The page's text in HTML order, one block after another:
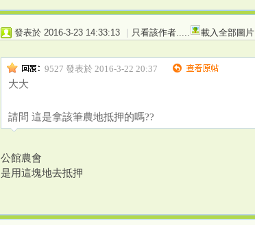
發表於 2016-3-23 14:33:13 | 只看該作者 載入全部圖片
9527 發表於 2016-3-22 20:37
大大
請問 這是拿該筆農地抵押的嗎??
公館農會
是用這塊地去抵押